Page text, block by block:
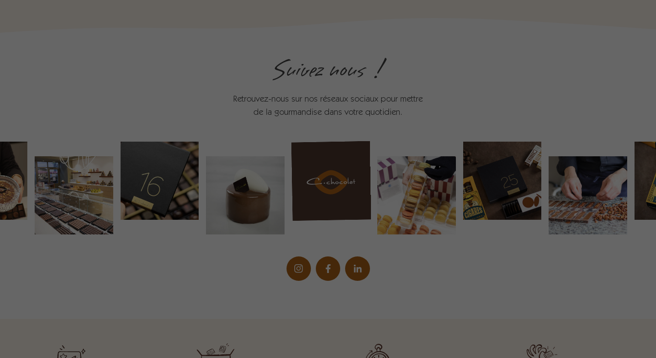
Suivez nous !
Retrouvez-nous sur nos réseaux sociaux pour mettre
de la gourmandise dans votre quotidien.